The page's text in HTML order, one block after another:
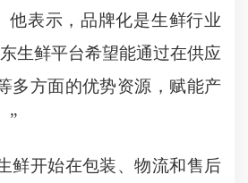
他表示，品牌化是生鲜行业
生鲜平台希望能通过在供应
多方面的优势资源，赋能产
”
鲜开始在包装、物流和售后